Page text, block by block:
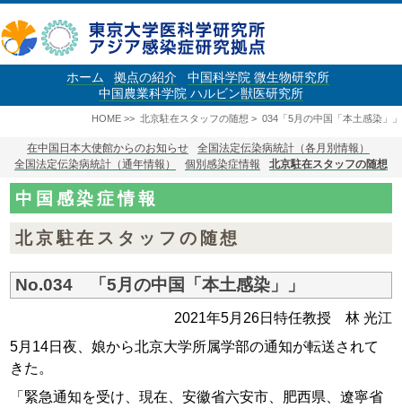
ホーム 拠点の紹介
中国科学院 微生物研究所
中国農業科学院 ハルビン獣医研究所
HOME >> 北京駐在スタッフの随想 > 034「5月の中国「本土感染」」
在中国日本大使館からのお知らせ
全国法定伝染病統計（各月別情報）
全国法定伝染病統計（通年情報）
個別感染症情報 北京駐在スタッフの随想
中国感染症情報
北京駐在スタッフの随想
No.034 「5月の中国「本土感染」」
2021年5月26日 特任教授 林 光江
5月14日夜、娘から北京大学所属学部の通知が転送されて
きた。
「緊急通知を受け、現在、安徽省六安市、肥西県、遼寧省